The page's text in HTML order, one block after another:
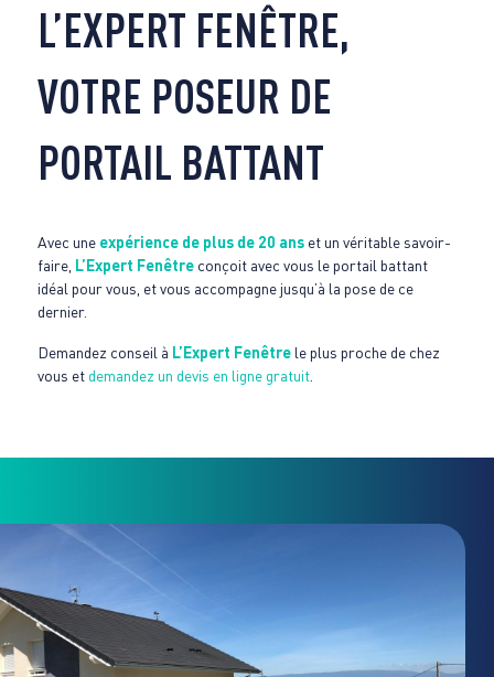
L’EXPERT FENÊTRE,
VOTRE POSEUR DE
PORTAIL BATTANT
Avec une expérience de plus de 20 anset un véritable savoir-
faire, L’Expert Fenêtreconçoit avec vous le portail battant
idéal pour vous, et vous accompagne jusqu’à la pose de ce
dernier.
Demandez conseil à L’Expert Fenêtrele plus proche de chez
vous et demandez un devis en ligne gratuit.